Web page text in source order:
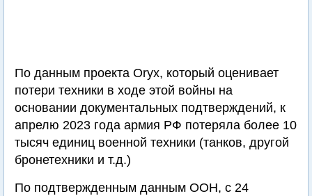
По данным проекта Oryx, который оценивает
потери техники в ходе этой войны на
основании документальных подтверждений, к
апрелю 2023 года армия РФ потеряла более 10
тысяч единиц военной техники (танков, другой
бронетехники и т.д.)
По подтвержденным данным ООН, с 24